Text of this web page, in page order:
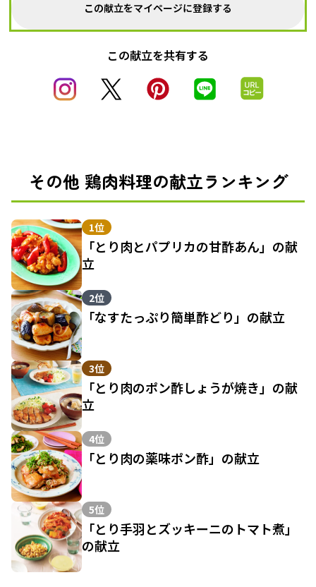
この献立をマイページに登録する
この献立を共有する
その他 鶏肉料理の献立ランキング
1位
「とり肉とパプリカの甘酢あん」の献
立
2位
「なすたっぷり簡単酢どり」の献立
3位
「とり肉のポン酢しょうが焼き」の献
立
4位
「とり肉の薬味ポン酢」の献立
5位
「とり手羽とズッキーニのトマト煮」
の献立